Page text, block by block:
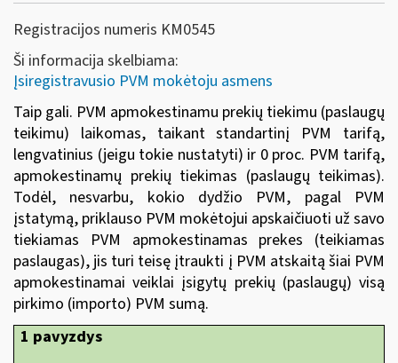
Registracijos numeris KM0545
Ši informacija skelbiama:
Įsiregistravusio PVM mokėtoju asmens
Taip gali. PVM apmokestinamu prekių tiekimu (paslaugų
teikimu) laikomas, taikant standartinį PVM tarifą,
lengvatinius (jeigu tokie nustatyti) ir 0 proc. PVM tarifą,
apmokestinamų prekių tiekimas (paslaugų teikimas).
Todėl, nesvarbu, kokio dydžio PVM, pagal PVM
įstatymą, priklauso PVM mokėtojui apskaičiuoti už savo
tiekiamas PVM apmokestinamas prekes (teikiamas
paslaugas), jis turi teisę įtraukti į PVM atskaitą šiai PVM
apmokestinamai veiklai įsigytų prekių (paslaugų) visą
pirkimo (importo) PVM sumą.
1 pavyzdys